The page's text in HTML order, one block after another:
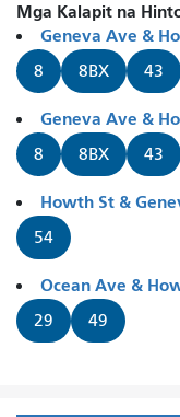
Mga Kalapit na
Geneva Ave &
8 8BX 43
Geneva Ave &
8 8BX 43
Howth St &
54
Ocean Ave &
29 49